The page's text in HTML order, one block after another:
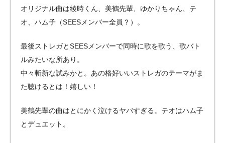
オリジナル曲は綾時くん、美鶴先輩、ゆかりちゃん、テ
オ、ハム子（SEESメンバー全員？）。
最後ストレガとSEESメンバーで同時に歌を歌う、歌バト
ルみたいな所あり。
中々斬新な試みかと。あの格好いいストレガのテーマがま
た聴けるとは！嬉しい！
美鶴先輩の曲はとにかく泣けるヤバすぎる。テオはハム子
とデュエット。